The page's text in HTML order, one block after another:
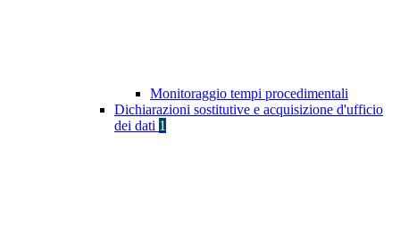
Monitoraggio tempi procedimentali
Dichiarazioni sostitutive e acquisizione d'ufficio
dei dati 1